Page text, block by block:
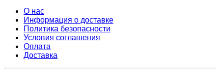
О нас
Информация о доставке
Политика безопасности
Условия соглашения
Оплата
Доставка